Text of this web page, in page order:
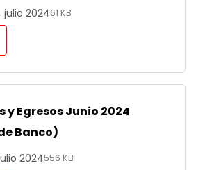
julio 202461 KB
y Egresos Junio 2024
Banco)
2024556 KB